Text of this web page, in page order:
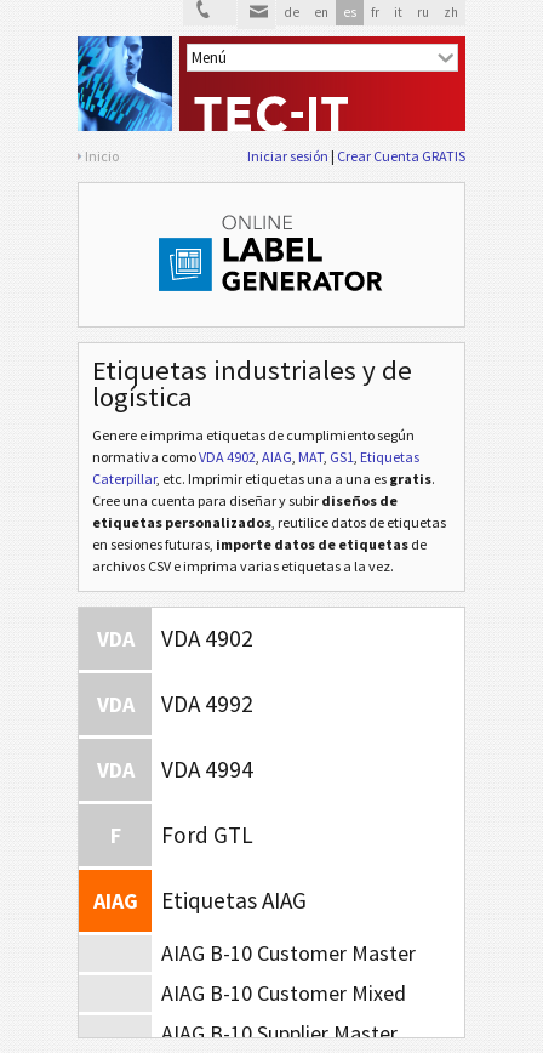
de en es fr it ru zh
Inicio Iniciar sesión Crear Cuenta GRATIS
Etiquetas industriales y de
logística
Genere e imprima etiquetas de cumplimiento según
normativa comoVDA 4902, AIAG, MAT, GS1, Etiquetas
Caterpillar, etc. Imprimir etiquetas una a una es gratis.
Cree una cuenta para diseñar y subir diseños de
etiquetas personalizados, reutilice datos de etiquetas
en sesiones futuras, importe datos de etiquetas de
archivos CSV e imprima varias etiquetas a la vez.
VDA VDA 4902
VDA VDA 4992
VDA VDA 4994
F Ford GTL
AIAG Etiquetas AIAG
AIAG B-10 Customer Master
AIAG B-10 Customer Mixed
AIAG B-10 Supplier Master